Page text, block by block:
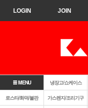
LOGIN JOIN
MENU 냉장고/쇼케이스
로스타/화덕/불판 가스렌지/조리기구